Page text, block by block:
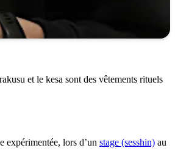
et le kesa sont des vêtements rituels
expérimentée, lors d’un stage (sesshin) au